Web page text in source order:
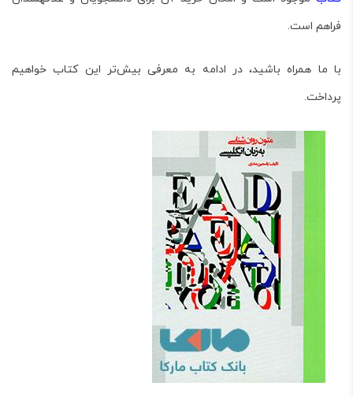
فراهم است.
با ما همراه باشید، در ادامه به معرفی بیش‌تر این کتاب خواهیم
پرداخت.